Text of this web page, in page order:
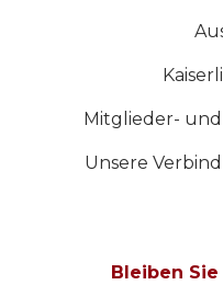
Mitglieder-
Unsere
Bleiben